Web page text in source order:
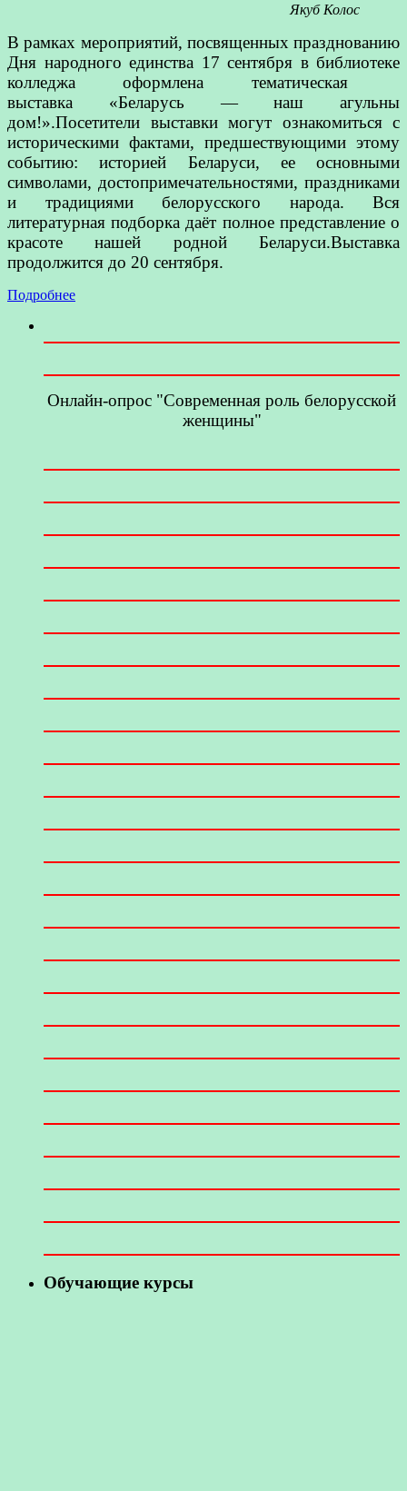
Якуб Колоc
В рамках мероприятий, посвященных празднованию
Дня народного единства 17 сентября в библиотеке
колледжа оформлена тематическая
выставка «Беларусь — наш агульны
дом!».Посетители выставки могут ознакомиться с
историческими фактами, предшествующими этому
событию: историей Беларуси, ее основными
символами, достопримечательностями, праздниками
и традициями белорусского народа. Вся
литературная подборка даёт полное представление о
красоте нашей родной Беларуси.Выставка
продолжится до 20 сентября.
Подробнее
Онлайн-опрос "Современная роль белорусской
женщины"
Обучающие курсы